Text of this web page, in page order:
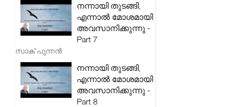
നന്നായി തുടങ്ങി,
എന്നാൽ മോശമായി
അവസാനിക്കുന്നു -
Part 7
സാക് പുന്നൻ
നന്നായി തുടങ്ങി,
എന്നാൽ മോശമായി
അവസാനിക്കുന്നു -
Part 8